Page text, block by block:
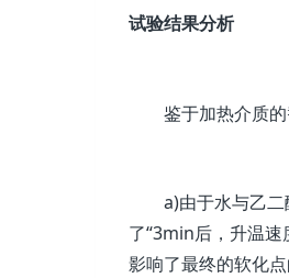
试验结果分析
鉴于加热介质
a)由于水与乙
了“3min后，升温
影响了最终的软化点